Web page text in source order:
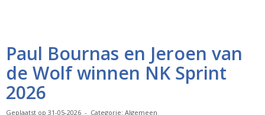
Paul Bournas en Jeroen van
de Wolf winnen NK Sprint
2026
Geplaatst op 31-05-2026 - Categorie: Algemeen